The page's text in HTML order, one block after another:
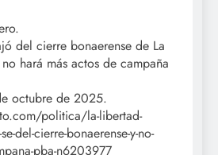
del cierre bonaerense de La
hará más actos de campaña
octubre de 2025.
politica/la-libertad-
del-cierre-bonaerense-y-no-
pba-n6203977